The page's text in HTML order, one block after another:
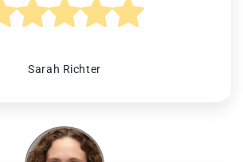
Sarah Richter